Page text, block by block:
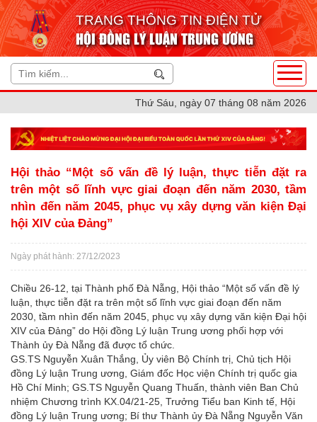
TRANG THÔNG TIN ĐIỆN TỬ
HỘI ĐỒNG LÝ LUẬN TRUNG ƯƠNG
Thứ Sáu, ngày 07 tháng 08 năm 2026
Hội thảo “Một số vấn đề lý luận, thực tiễn đặt ra
trên một số lĩnh vực giai đoạn đến năm 2030, tầm
nhìn đến năm 2045, phục vụ xây dựng văn kiện Đại
hội XIV của Đảng”
Ngày phát hành: 27/12/2023
Chiều 26-12, tại Thành phố Đà Nẵng, Hội thảo “Một số vấn đề lý
luận, thực tiễn đặt ra trên một số lĩnh vực giai đoạn đến năm
2030, tầm nhìn đến năm 2045, phục vụ xây dựng văn kiện Đại hội
XIV của Đảng” do Hội đồng Lý luận Trung ương phối hợp với
Thành ủy Đà Nẵng đã được tổ chức.
GS.TS Nguyễn Xuân Thắng, Ủy viên Bộ Chính trị, Chủ tịch Hội
đồng Lý luận Trung ương, Giám đốc Học viện Chính trị quốc gia
Hồ Chí Minh; GS.TS Nguyễn Quang Thuấn, thành viên Ban Chủ
nhiệm Chương trình KX.04/21-25, Trưởng Tiểu ban Kinh tế, Hội
đồng Lý luận Trung ương; Bí thư Thành ủy Đà Nẵng Nguyễn Văn